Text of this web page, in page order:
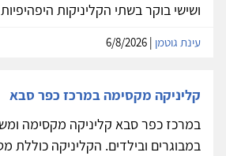
ושישי בוקר בשתי הקליניקות
עינת גוטמן
קליניקה מקסימה במרכז כפר סבא
במרכז כפר סבא קליניקה מקסימה
במבוגרים ובילדים. הקליניקה כוללת